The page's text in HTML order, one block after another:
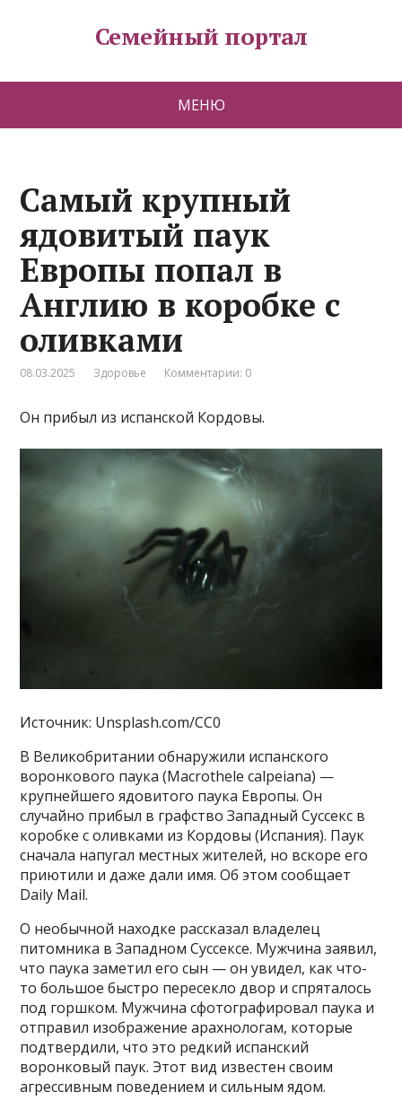
Семейный портал
МЕНЮ
Самый крупный
ядовитый паук
Европы попал в
Англию в коробке с
оливками
08.03.2025 Здоровье Комментарии: 0
Он прибыл из испанской Кордовы.
Источник: Unsplash.com/CC0
В Великобритании обнаружили испанского
воронкового паука (Macrothele calpeiana) —
крупнейшего ядовитого паука Европы. Он
случайно прибыл в графство Западный Суссекс в
коробке с оливками из Кордовы (Испания). Паук
сначала напугал местных жителей, но вскоре его
приютили и даже дали имя. Об этом сообщает
Daily Mail.
О необычной находке рассказал владелец
питомника в Западном Суссексе. Мужчина заявил,
что паука заметил его сын — он увидел, как что-
то большое быстро пересекло двор и спряталось
под горшком. Мужчина сфотографировал паука и
отправил изображение арахнологам, которые
подтвердили, что это редкий испанский
воронковый паук. Этот вид известен своим
агрессивным поведением и сильным ядом.